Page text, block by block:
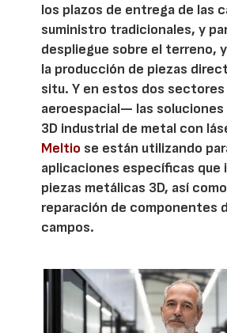
los plazos de entrega de las
suministro tradicionales, y
despliegue sobre el terreno,
la producción de piezas
situ. Y en estos dos
aeroespacial— las soluciones
3D industrial de metal con
Meltio se están utilizando
aplicaciones específicas que
piezas metálicas 3D, así
reparación de componentes
campos.